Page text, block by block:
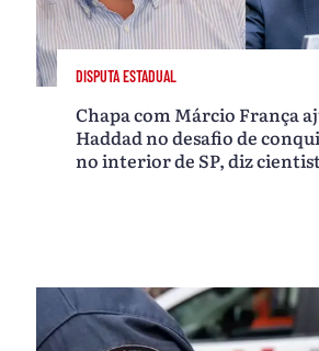
DISPUTA ESTADUAL
Chapa com Márcio França
Haddad no desafio de
no interior de SP, diz